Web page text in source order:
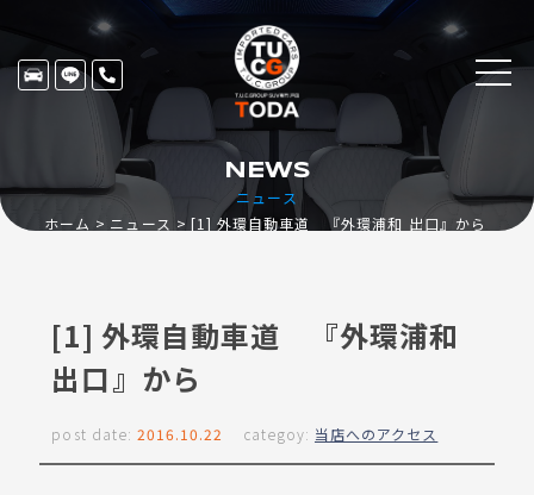
ニュース
NEWS
ホーム ニュース [1] 外環自動車道 『外環浦和 出口』から
[1] 外環自動車道 『外環浦和
出口』から
post date: 2016.10.22 categoy: 当店へのアクセス